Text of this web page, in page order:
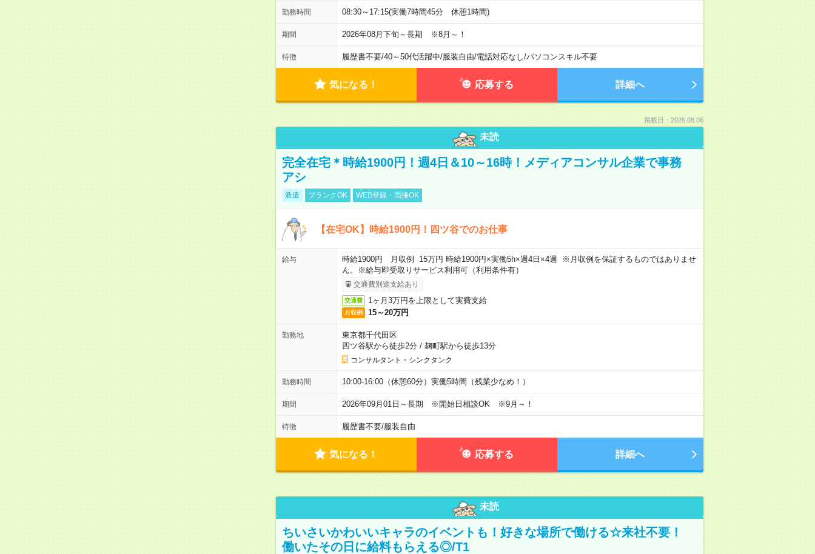
勤務時間 08:30～17:15(実働7時間45分 休憩1時間)
期間 2026年08月下旬～長期 ※8月～！
特徴 履歴書不要/40～50代活躍中/服装自由/電話対応なし/パソコンスキル不要
気になる！ 応募する 詳細へ
掲載日：2026.08.06
未読
完全在宅＊時給1900円！週4日＆10～16時！メディアコンサル企業で事務
アシ
派遣 ブランクOK WEB登録・面接OK
【在宅OK】時給1900円！四ツ谷でのお仕事
給与
時給1900円 月収例 15万円 時給1900円×実働5h×週4日×4週 ※月収例を保証するものではありませ
ん。※給与即受取りサービス利用可（利用条件有）
交通費別途支給あり
交通費 1ヶ月3万円を上限として実費支給
月収例 15～20万円
勤務地
東京都千代田区
四ツ谷駅から徒歩2分/ 麹町駅から徒歩13分
コンサルタント・シンクタンク
勤務時間 10:00-16:00（休憩60分）実働5時間（残業少なめ！）
期間 2026年09月01日～長期 ※開始日相談OK ※9月～！
特徴 履歴書不要/服装自由
気になる！ 応募する 詳細へ
未読
ちいさいかわいいキャラのイベントも！好きな場所で働ける☆来社不要！
働いたその日に給料もらえる◎/T1